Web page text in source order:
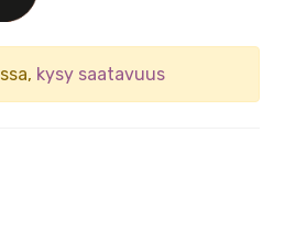
kysy saatavuus